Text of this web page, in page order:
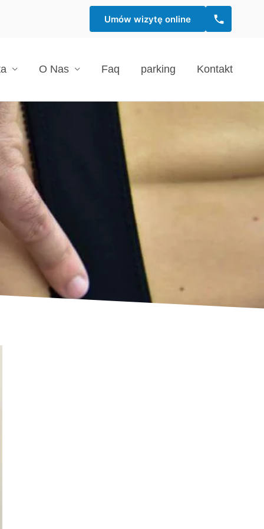
Umów wizytę online
O Nas Faq parking Kontakt